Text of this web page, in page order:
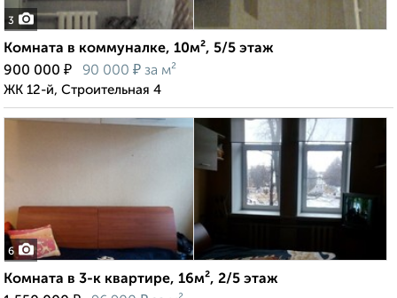
3
Комната в коммуналке, 10м², 5/5 этаж
900 000 ₽ 90 000 ₽ за м²
ЖК 12-й, Строительная 4
6
Комната в 3-к квартире, 16м², 2/5 этаж